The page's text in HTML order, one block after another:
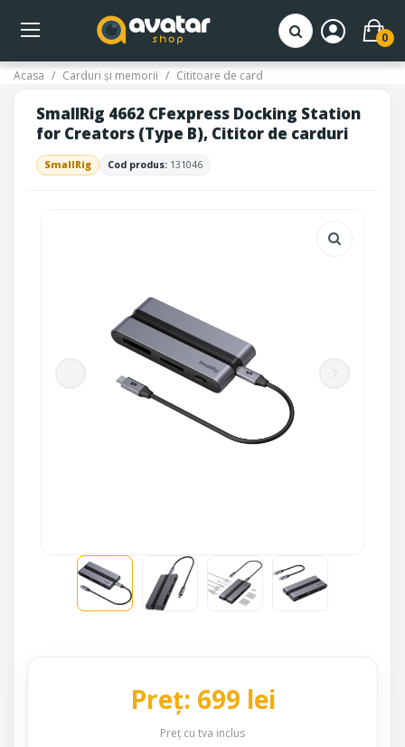
0
Acasa Carduri și memorii Cititoare de card
SmallRig 4662 CFexpress Docking Station
for Creators (Type B), Cititor de carduri
SmallRig Cod produs: 131046
Preț: 699 lei
Preț cu tva inclus